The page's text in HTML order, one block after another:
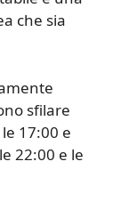
che sia
sfilare
17:00 e
22:00 e le